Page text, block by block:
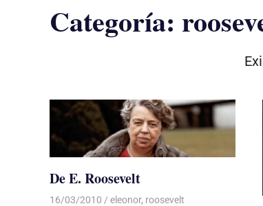
Categoría:
De E. Roosevelt
16/03/2010 Luis Castellanos
eleonor, roosevelt